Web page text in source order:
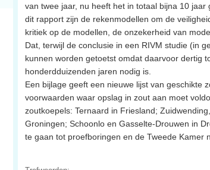
van twee jaar, nu heeft het in totaal bijna 10
dit rapport zijn de rekenmodellen om de
kritiek op de modellen, de onzekerheid van
Dat, terwijl de conclusie in een RIVM studie (in
kunnen worden getoetst omdat daarvoor dertig
honderdduizenden jaren nodig is.
Een bijlage geeft een nieuwe lijst van geschikte
voorwaarden waar opslag in zout aan moet
zoutkoepels: Ternaard in Friesland;
Groningen; Schoonlo en Gasselte-Drouwen in
te gaan tot proefboringen en de Tweede Kamer